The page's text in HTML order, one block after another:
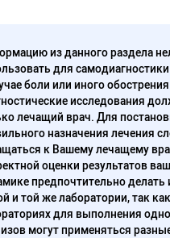
из данного раздела
для
боли или иного
исследования
лечащий врач. Для
назначения лечения
к Вашему лечащему
оценки результатов
предпочтительно делать
и той же лаборатории, так
для выполнения
могут применяться